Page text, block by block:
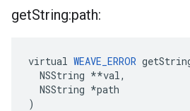
getString:path:
virtual WEAVE_ERROR
  NSString **val,
  NSString *path
)